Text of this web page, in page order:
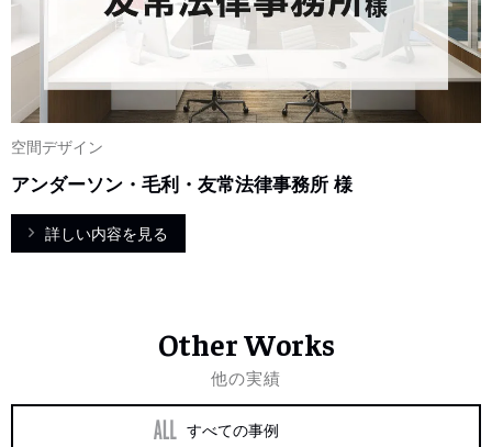
空間デザイン
アンダーソン・毛利・友常法律事務所 様
詳しい内容を見る
Other Works
他の実績
すべての事例